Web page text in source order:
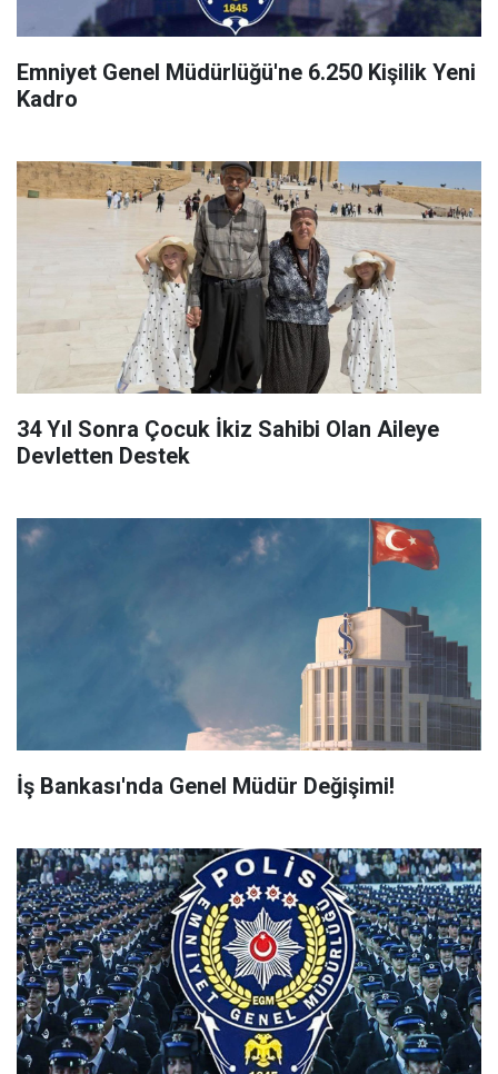
Emniyet Genel Müdürlüğü'ne 6.250 Kişilik Yeni
Kadro
34 Yıl Sonra Çocuk İkiz Sahibi Olan Aileye
Devletten Destek
İş Bankası'nda Genel Müdür Değişimi!